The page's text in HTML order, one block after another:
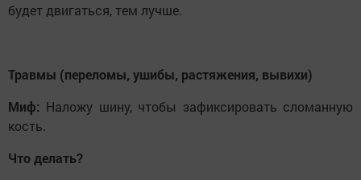
будет двигаться, тем лучше.
Травмы (переломы, ушибы, растяжения, вывихи)
Миф: Наложу шину, чтобы зафиксировать сломанную
кость.
Что делать?